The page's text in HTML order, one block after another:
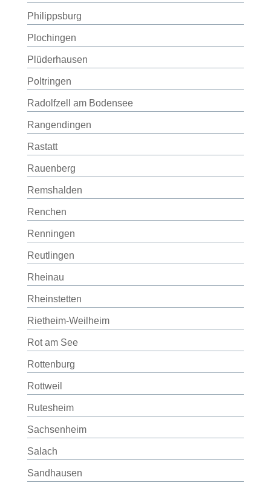
Philippsburg
Plochingen
Plüderhausen
Poltringen
Radolfzell am Bodensee
Rangendingen
Rastatt
Rauenberg
Remshalden
Renchen
Renningen
Reutlingen
Rheinau
Rheinstetten
Rietheim-Weilheim
Rot am See
Rottenburg
Rottweil
Rutesheim
Sachsenheim
Salach
Sandhausen